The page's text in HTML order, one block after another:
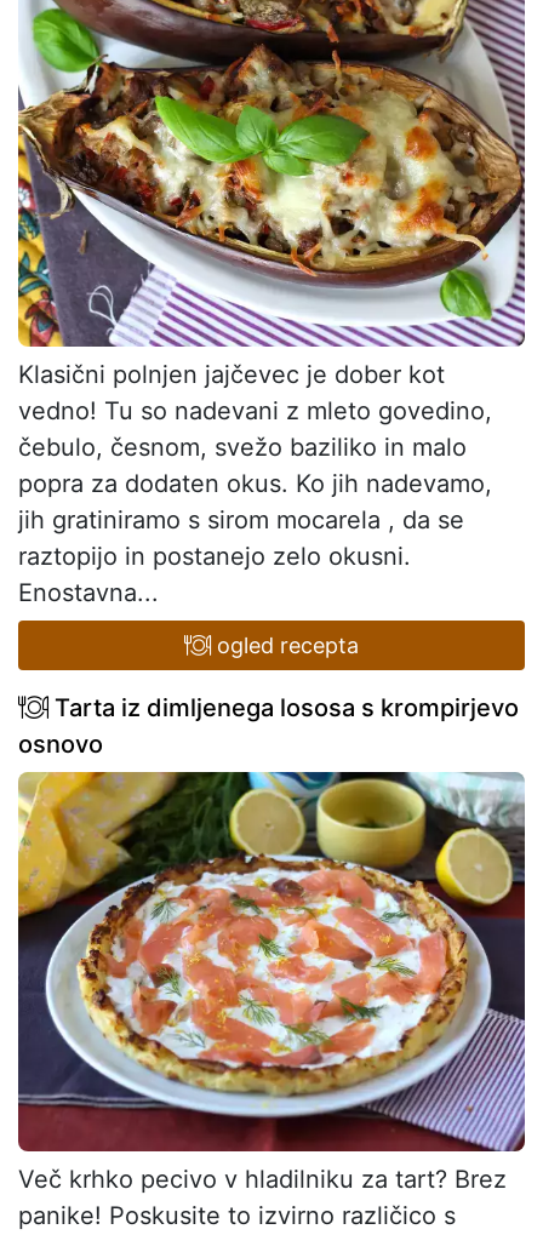
Klasični polnjen jajčevec je dober kot
vedno! Tu so nadevani z mleto govedino,
čebulo, česnom, svežo baziliko in malo
popra za dodaten okus. Ko jih nadevamo,
jih gratiniramo s sirom mocarela , da se
raztopijo in postanejo zelo okusni.
Enostavna...
ogled recepta
Tarta iz dimljenega lososa s krompirjevo
osnovo
Več krhko pecivo v hladilniku za tart? Brez
panike! Poskusite to izvirno različico s